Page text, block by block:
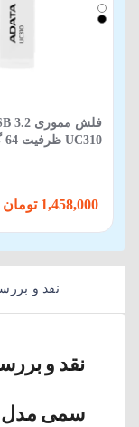
UC310 ظرفیت 64 گیگابایت
نقد و
نقد و